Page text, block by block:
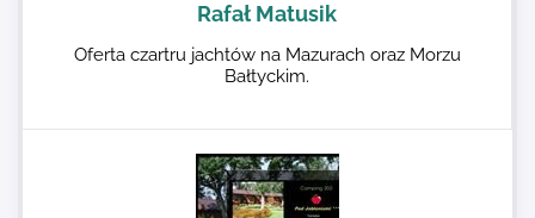
Rafał Matusik
Oferta czartru jachtów na Mazurach oraz Morzu
Bałtyckim.